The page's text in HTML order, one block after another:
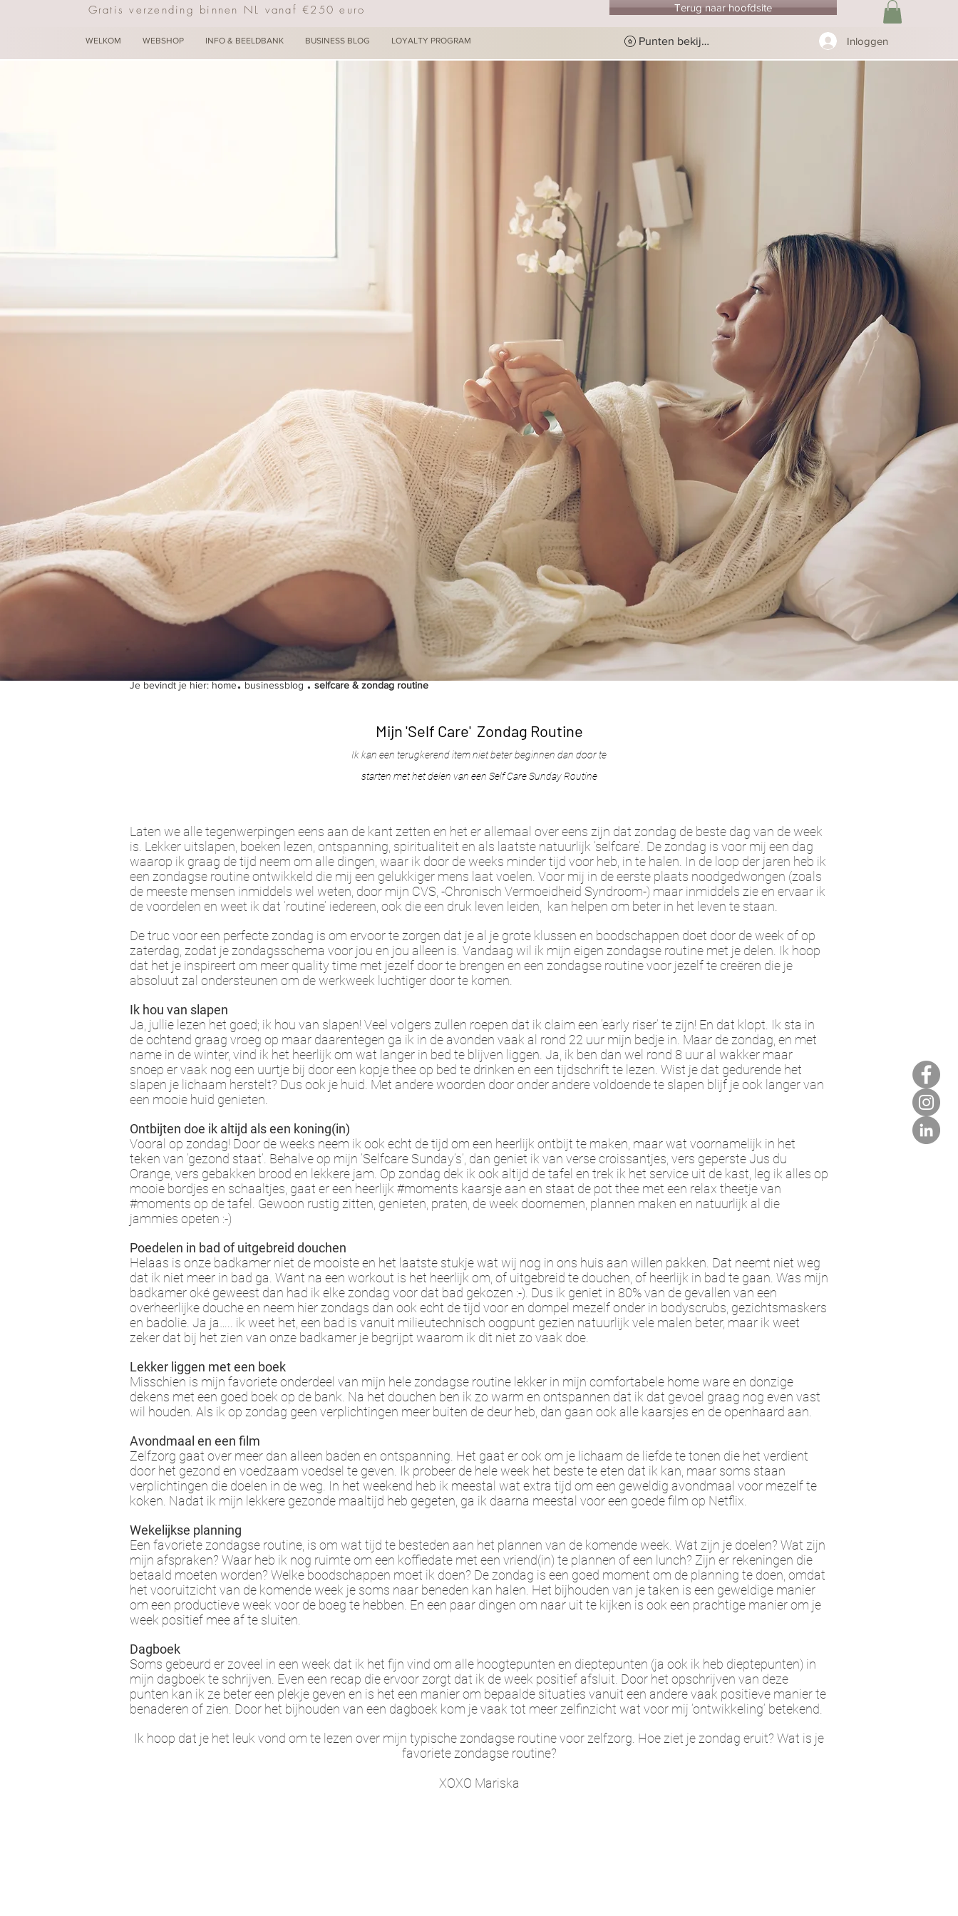
Gratis verzending binnen NL vanaf €250 euro Terug naar hoofdsite
WELKOM WEBSHOP INFO & BEELDBANK BUSINESS BLOG LOYALTY PROGRAM Punten bekijken Inloggen
Je bevindt je hier: home. businessblog . selfcare & zondag routine
Mijn 'Self Care' Zondag Routine
Ik kan een terugkerend item niet beter beginnen dan door te
starten met het delen van een Self Care Sunday Routine
Laten we alle tegenwerpingen eens aan de kant zetten en het er allemaal over eens zijn dat zondag de beste dag van de week
is. Lekker uitslapen, boeken lezen, ontspanning, spiritualiteit en als laatste natuurlijk ‘selfcare’. De zondag is voor mij een dag
waarop ik graag de tijd neem om alle dingen, waar ik door de weeks minder tijd voor heb, in te halen. In de loop der jaren heb ik
een zondagse routine ontwikkeld die mij een gelukkiger mens laat voelen. Voor mij in de eerste plaats noodgedwongen (zoals
de meeste mensen inmiddels wel weten, door mijn CVS, -Chronisch Vermoeidheid Syndroom-) maar inmiddels zie en ervaar ik
de voordelen en weet ik dat ‘routine’ iedereen, ook die een druk leven leiden, kan helpen om beter in het leven te staan.
De truc voor een perfecte zondag is om ervoor te zorgen dat je al je grote klussen en boodschappen doet door de week of op
zaterdag, zodat je zondagsschema voor jou en jou alleen is. Vandaag wil ik mijn eigen zondagse routine met je delen. Ik hoop
dat het je inspireert om meer quality time met jezelf door te brengen en een zondagse routine voor jezelf te creëren die je
absoluut zal ondersteunen om de werkweek luchtiger door te komen.
Ik hou van slapen
Ja, jullie lezen het goed; ik hou van slapen! Veel volgers zullen roepen dat ik claim een ‘early riser’ te zijn! En dat klopt. Ik sta in
de ochtend graag vroeg op maar daarentegen ga ik in de avonden vaak al rond 22 uur mijn bedje in. Maar de zondag, en met
name in de winter, vind ik het heerlijk om wat langer in bed te blijven liggen. Ja, ik ben dan wel rond 8 uur al wakker maar
snoep er vaak nog een uurtje bij door een kopje thee op bed te drinken en een tijdschrift te lezen. Wist je dat gedurende het
slapen je lichaam herstelt? Dus ook je huid. Met andere woorden door onder andere voldoende te slapen blijf je ook langer van
een mooie huid genieten.
Ontbijten doe ik altijd als een koning(in)
Vooral op zondag! Door de weeks neem ik ook echt de tijd om een heerlijk ontbijt te maken, maar wat voornamelijk in het
teken van ‘gezond staat’. Behalve op mijn ‘Selfcare Sunday’s’, dan geniet ik van verse croissantjes, vers geperste Jus du
Orange, vers gebakken brood en lekkere jam. Op zondag dek ik ook altijd de tafel en trek ik het service uit de kast, leg ik alles op
mooie bordjes en schaaltjes, gaat er een heerlijk #moments kaarsje aan en staat de pot thee met een relax theetje van
#moments op de tafel. Gewoon rustig zitten, genieten, praten, de week doornemen, plannen maken en natuurlijk al die
jammies opeten :-)
Poedelen in bad of uitgebreid douchen
Helaas is onze badkamer niet de mooiste en het laatste stukje wat wij nog in ons huis aan willen pakken. Dat neemt niet weg
dat ik niet meer in bad ga. Want na een workout is het heerlijk om, of uitgebreid te douchen, of heerlijk in bad te gaan. Was mijn
badkamer oké geweest dan had ik elke zondag voor dat bad gekozen :-). Dus ik geniet in 80% van de gevallen van een
overheerlijke douche en neem hier zondags dan ook echt de tijd voor en dompel mezelf onder in bodyscrubs, gezichtsmaskers
en badolie. Ja ja….. ik weet het, een bad is vanuit milieutechnisch oogpunt gezien natuurlijk vele malen beter, maar ik weet
zeker dat bij het zien van onze badkamer je begrijpt waarom ik dit niet zo vaak doe.
Lekker liggen met een boek
Misschien is mijn favoriete onderdeel van mijn hele zondagse routine lekker in mijn comfortabele home ware en donzige
dekens met een goed boek op de bank. Na het douchen ben ik zo warm en ontspannen dat ik dat gevoel graag nog even vast
wil houden. Als ik op zondag geen verplichtingen meer buiten de deur heb, dan gaan ook alle kaarsjes en de openhaard aan.
Avondmaal en een film
Zelfzorg gaat over meer dan alleen baden en ontspanning. Het gaat er ook om je lichaam de liefde te tonen die het verdient
door het gezond en voedzaam voedsel te geven. Ik probeer de hele week het beste te eten dat ik kan, maar soms staan ​
verplichtingen die doelen in de weg. In het weekend heb ik meestal wat extra tijd om een ​​geweldig avondmaal voor mezelf te
koken. Nadat ik mijn lekkere gezonde maaltijd heb gegeten, ga ik daarna meestal voor een goede film op Netflix.
Wekelijkse planning
Een favoriete zondagse routine, is om wat tijd te besteden aan het plannen van de komende week. Wat zijn je doelen? Wat zijn
mijn afspraken? Waar heb ik nog ruimte om een koffiedate met een vriend(in) te plannen of een lunch? Zijn er rekeningen die
betaald moeten worden? Welke boodschappen moet ik doen? De zondag is een goed moment om de planning te doen, omdat
het vooruitzicht van de komende week je soms naar beneden kan halen. Het bijhouden van je taken is een geweldige manier
om een ​​productieve week voor de boeg te hebben. En een paar dingen om naar uit te kijken is ook een prachtige manier om je
week positief mee af te sluiten.
Dagboek
Soms gebeurd er zoveel in een week dat ik het fijn vind om alle hoogtepunten en dieptepunten (ja ook ik heb dieptepunten) in
mijn dagboek te schrijven. Even een recap die ervoor zorgt dat ik de week positief afsluit. Door het opschrijven van deze
punten kan ik ze beter een plekje geven en is het een manier om bepaalde situaties vanuit een andere vaak positieve manier te
benaderen of zien. Door het bijhouden van een dagboek kom je vaak tot meer zelfinzicht wat voor mij ‘ontwikkeling’ betekend.
Ik hoop dat je het leuk vond om te lezen over mijn typische zondagse routine voor zelfzorg. Hoe ziet je zondag eruit? Wat is je
favoriete zondagse routine?
XOXO Mariska